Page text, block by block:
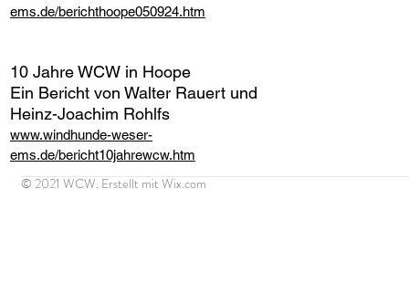
ems.de/berichthoope050924.htm
10 Jahre WCW in Hoope
Ein Bericht von Walter Rauert und
Heinz-Joachim Rohlfs
www.windhunde-weser-
ems.de/bericht10jahrewcw.htm
© 2021 WCW. Erstellt mit Wix.com